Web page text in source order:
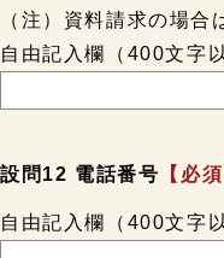
（注）資料請求の場合
自由記入欄（400文字
設問12 電話番号 【必須
自由記入欄（400文字